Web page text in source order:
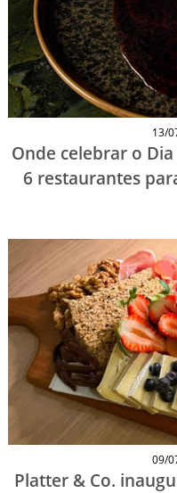
13/
Onde celebrar o
6 restaurantes
09/
Platter & Co.